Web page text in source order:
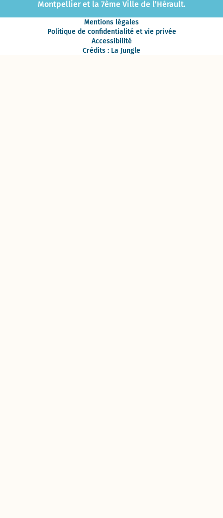
Montpellier et la 7ème Ville de l’Hérault.
Mentions légales
Politique de confidentialité et vie privée
Accessibilité
Crédits : La Jungle